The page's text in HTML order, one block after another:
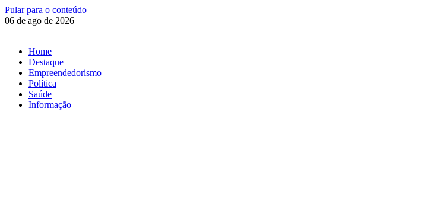
Pular para o conteúdo
06 de ago de 2026
Home
Destaque
Empreendedorismo
Política
Saúde
Informação